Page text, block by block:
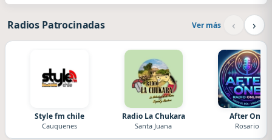
Radios Patrocinadas Ver más ‹ ›
Style fm chile
Cauquenes
Radio La Chukara
Santa Juana
After One
Rosario